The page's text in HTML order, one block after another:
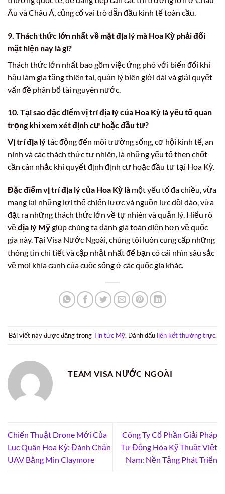
Âu và Châu Á, củng cố vai trò dẫn đầu kinh tế toàn cầu.
9. Thách thức lớn nhất về mặt địa lý mà Hoa Kỳ phải đối
mặt hiện nay là gì?
Thách thức lớn nhất bao gồm việc ứng phó với biến đổi khí
hậu làm gia tăng thiên tai, quản lý biên giới dài và giải quyết
vấn đề phân bổ tài nguyên nước.
10. Tại saođặc điểm vị trí địa lý của Hoa Kỳ làyếu tố quan
trọng khi xem xét định cư hoặc đầu tư?
Vị trí địa lýtác động đến môi trường sống, cơ hội kinh tế, an
ninh và các thách thức tự nhiên, là những yếu tố then chốt
cần cân nhắc khi quyết định định cư hoặc đầu tư tại Hoa Kỳ.
Đặc điểm vị trí địa lý của Hoa Kỳ là một yếu tố đa chiều, vừa
mang lại những lợi thế chiến lược và nguồn lực dồi dào, vừa
đặt ra những thách thức lớn về tự nhiên và quản lý. Hiểu rõ
vềđịa lý Mỹgiúp chúng ta đánh giá toàn diện hơn về quốc
gia này. Tại Visa Nước Ngoài, chúng tôi luôn cung cấp những
thông tin chi tiết và cập nhật nhất để bạn có cái nhìn sâu sắc
về mọi khía cạnh của cuộc sống ở các quốc gia khác.
Bài viết này được đăng trongTin tức Mỹ. Đánh dấu liên kết thường trực.
TEAM VISA NƯỚC NGOÀI
Chiến Thuật Drone Mới Của
Lục Quân Hoa Kỳ: Đánh Chặn
UAV Bằng Mìn Claymore
Công Ty Cổ Phần Giải Pháp
Tự Động Hóa Kỹ Thuật Việt
Nam: Nền Tảng Phát Triển